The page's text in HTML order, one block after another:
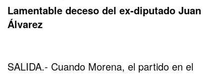
Lamentable deceso del ex-diputado Juan
Álvarez
SALIDA.- Cuando Morena, el partido en el